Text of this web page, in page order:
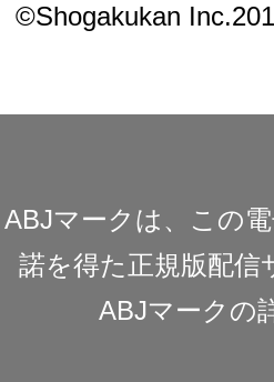
©Shogakukan
ABJマークは、この
諾を得た正規版配信
ABJマークの